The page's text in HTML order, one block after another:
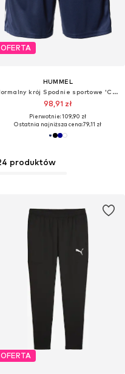
OFERTA
HUMMEL
Normalny krój Spodnie sportowe 'Core'
98,91 zł
Pierwotnie: 109,90 zł
Ostatnia najniższa cena:79,11 zł
OFERTA
produktów